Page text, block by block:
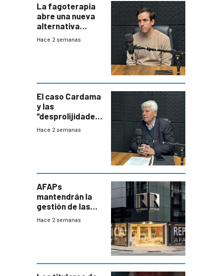
La fagoterapia
abre una nueva
alternativa
contra bacterias
innovadora
Hace 2 semanas
El caso Cardama
y las
“desprolijidades”
que la
Hace 2 semanas
AFAPs
mantendrán la
gestión de las
cuentas
Hace 2 semanas